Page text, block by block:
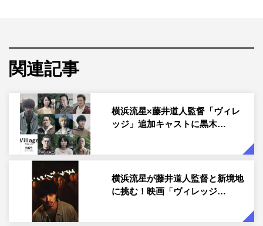
横浜流星主演×藤井道人監督の映画「ヴィレッジ」（4月
21日（金）公開）より、予告映像とポスタービジュアルが
解禁された。
本作は、「新聞記者」（2019）、「ヤクザと家族 The
Family」（2021）、「空白」（2021）などの話題作を世
に送り出してきたスターサンズ・河村光庸プロデューサー
が企画、「新聞記者」で第43回日本アカデミー賞優秀監督
賞を受賞、記録的大ヒットとなった「余命10年」のメガホ
ンを取った藤井道人が監督・オリジナル脚本で挑むサスペ
ンス・エンターテインメント。
関連記事
横浜流星×藤井道人監督「ヴィレ
ッジ」追加キャストに黒木…
横浜流星が藤井道人監督と新境地
に挑む！映画「ヴィレッジ…